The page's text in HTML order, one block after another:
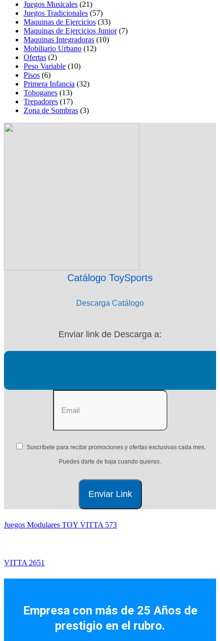
Juegos Musicales (21)
Juegos Tradicionales (57)
Maquinas de Ejercicios (33)
Maquinas de Ejercicios Junior (7)
Maquinas Integradoras (10)
Mobiliario Urbano (12)
Ofertas (2)
Peso Variable (10)
Pisos (6)
Primera Infancia (32)
Toboganes (13)
Trepadores (17)
Zona de Sombras (3)
Catálogo ToySports
Descarga Catálogo
Enviar link de Descarga a:
Suscríbete para recibir promociones y ofertas exclusivas cada mes.
Puedes darte de baja cuando quieras.
Juegos Modulares TOY VITTA 573
VITTA 2651
Empresa con más de 25 Años de
prestigio en el rubro.